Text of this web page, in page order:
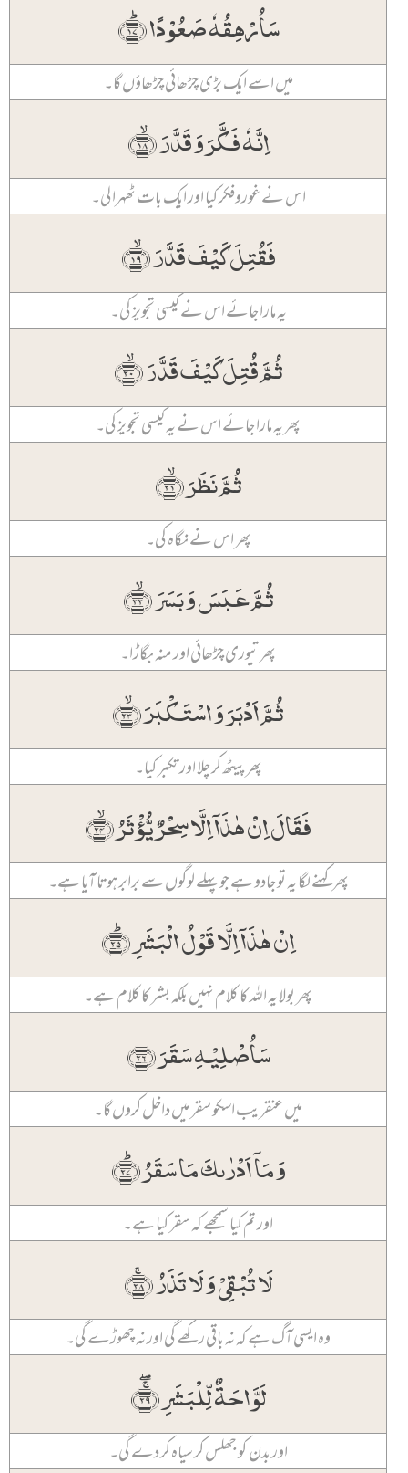
سَاُرۡہِقُہٗ صَعُوۡدًا ﴿ؕ۱۷﴾
میں اسے ایک بڑی چڑھائی چڑھاؤں گا۔
اِنَّہٗ فَکَّرَ وَ قَدَّرَ ﴿ۙ۱۸﴾
اس نے غوروفکر کیا اور ایک بات ٹھہرا لی۔
فَقُتِلَ کَیۡفَ قَدَّرَ ﴿ۙ۱۹﴾
یہ مارا جائے اس نے کیسی تجویز کی۔
ثُمَّ قُتِلَ کَیۡفَ قَدَّرَ ﴿ۙ۲۰﴾
پھر یہ مارا جائے اس نے یہ کیسی تجویز کی۔
ثُمَّ نَظَرَ ﴿ۙ۲۱﴾
پھر اس نے نگاہ کی۔
ثُمَّ عَبَسَ وَ بَسَرَ ﴿ۙ۲۲﴾
پھر تیوری چڑھائی اور منہ بگاڑا۔
ثُمَّ اَدۡبَرَ وَ اسۡتَکۡبَرَ ﴿ۙ۲۳﴾
پھر پیٹھ کر چلا اور تکبر کیا۔
فَقَالَ اِنۡ ہٰذَاۤ اِلَّا سِحۡرٌ یُّؤۡثَرُ ﴿ۙ۲۴﴾
پھر کہنے لگا یہ تو جادو ہے جو پہلے لوگوں سے برابر ہوتا آیا ہے۔
اِنۡ ہٰذَاۤ اِلَّا قَوۡلُ الۡبَشَرِ ﴿ؕ۲۵﴾
پھر بولا یہ اللہ کا کلام نہیں بلکہ بشر کا کلام ہے۔
سَاُصۡلِیۡہِ سَقَرَ ﴿۲۶﴾
میں عنقریب اسکو سقر میں داخل کروں گا۔
وَ مَاۤ اَدۡرٰىکَ مَا سَقَرُ ﴿ؕ۲۷﴾
اور تم کیا سمجھے کہ سقر کیا ہے۔
لَا تُبۡقِیۡ وَ لَا تَذَرُ ﴿ۚ۲۸﴾
وہ ایسی آگ ہے کہ نہ باقی رکھے گی اور نہ چھوڑے گی۔
لَوَّاحَۃٌ لِّلۡبَشَرِ ﴿ۚۖ۲۹﴾
اور بدن کو جھلس کر سیاہ کر دے گی۔